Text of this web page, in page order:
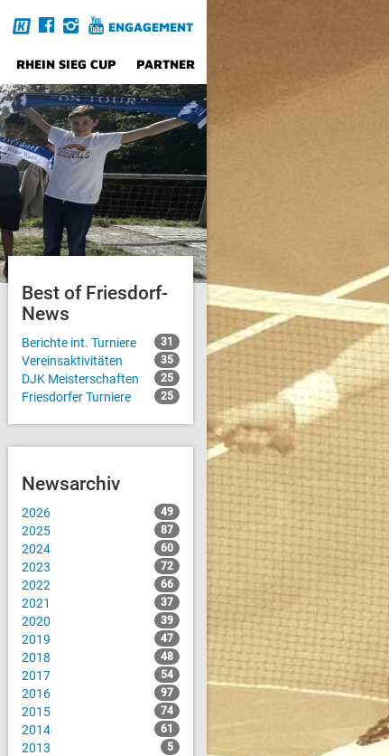
ENGAGEMENT
RHEIN SIEG CUP PARTNER
Best of Friesdorf-
News
Berichte int. Turniere 31
Vereinsaktivitäten 35
DJK Meisterschaften 25
Friesdorfer Turniere 25
Newsarchiv
2026 49
2025 87
2024 60
2023 72
2022 66
2021 37
2020 39
2019 47
2018 48
2017 54
2016 97
2015 74
2014 61
2013 5